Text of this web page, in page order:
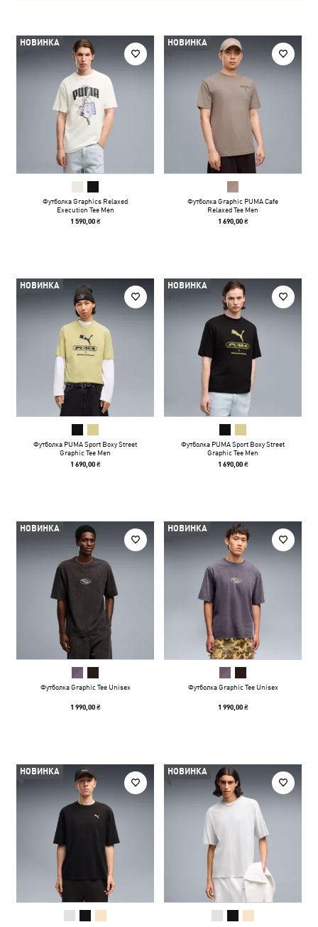
НОВИНКА
Футболка Graphics Relaxed
Execution Tee Men
1 590,00 ₴
НОВИНКА
Футболка Graphic PUMA Cafe
Relaxed Tee Men
1 690,00 ₴
НОВИНКА
Футболка PUMA Sport Boxy Street
Graphic Tee Men
1 690,00 ₴
НОВИНКА
Футболка PUMA Sport Boxy Street
Graphic Tee Men
1 690,00 ₴
НОВИНКА
Футболка Graphic Tee Unisex
1 990,00 ₴
НОВИНКА
Футболка Graphic Tee Unisex
1 990,00 ₴
НОВИНКА НОВИНКА